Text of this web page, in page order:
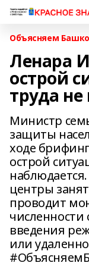
Объясняем
Ленара
острой
труда
Министр
защиты
ходе
острой
центры
проводит
численности
введения
или